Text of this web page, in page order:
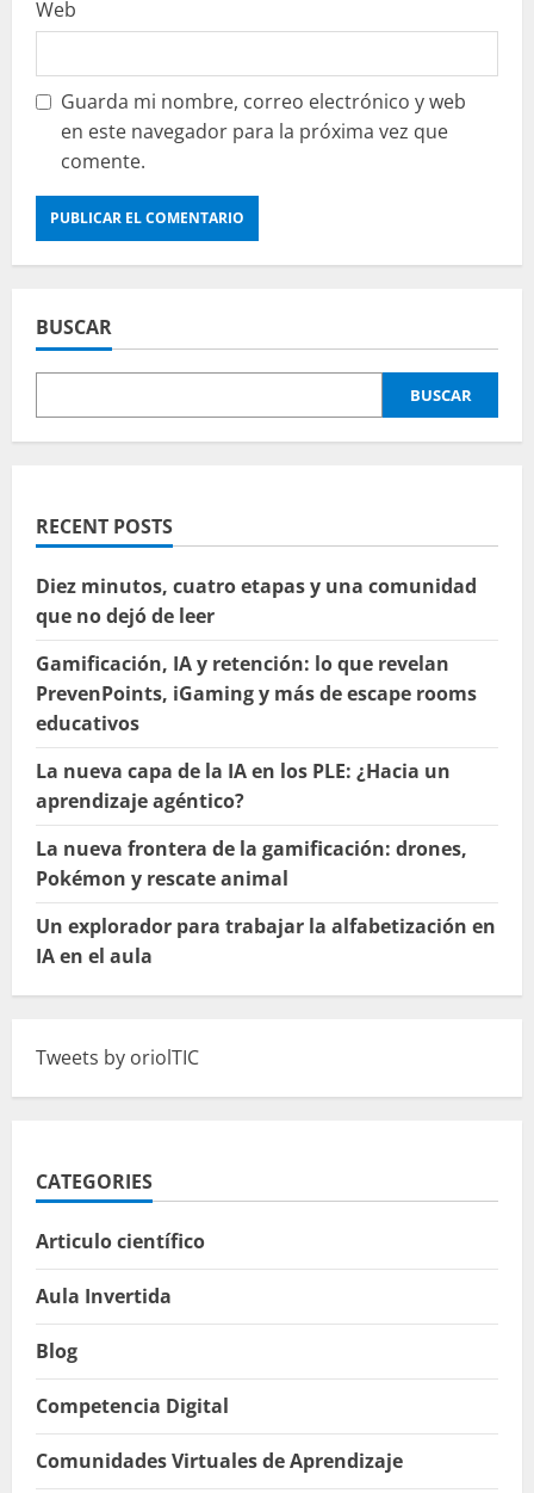
Web
Guarda mi nombre, correo electrónico y web
en este navegador para la próxima vez que
comente.
BUSCAR
BUSCAR
RECENT POSTS
Diez minutos, cuatro etapas y una comunidad
que no dejó de leer
Gamificación, IA y retención: lo que revelan
PrevenPoints, iGaming y más de escape rooms
educativos
La nueva capa de la IA en los PLE: ¿Hacia un
aprendizaje agéntico?
La nueva frontera de la gamificación: drones,
Pokémon y rescate animal
Un explorador para trabajar la alfabetización en
IA en el aula
Tweets by oriolTIC
CATEGORIES
Articulo científico
Aula Invertida
Blog
Competencia Digital
Comunidades Virtuales de Aprendizaje